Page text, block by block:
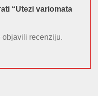
“Utezi variomata
objavili recenziju.